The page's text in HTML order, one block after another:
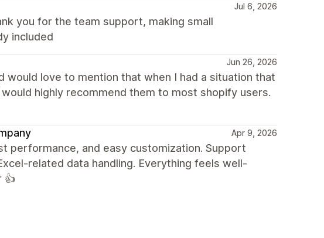
Jul 6, 2026
you for the team support, making small
included
Jun 26, 2026
would love to mention that when I had a situation that
highly recommend them to most shopify users.
Apr 9, 2026
performance, and easy customization. Support
related data handling. Everything feels well-
👍